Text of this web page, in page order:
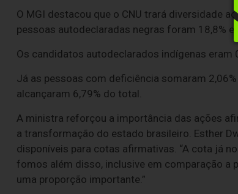
O MGI destacou que o CNU trará diversidade
pessoas autodeclaradas negras foram 18,8% e,
Os candidatos autodeclarados indígenas eram
Já as pessoas com deficiência somaram
alcançaram 6,79% do total.
A ministra reforçou a importância das ações
a transformação do estado brasileiro. Esther
disponíveis para cotas afirmativas. “A cota já
fomos além disso, inclusive em comparação a
uma proporção importante.”